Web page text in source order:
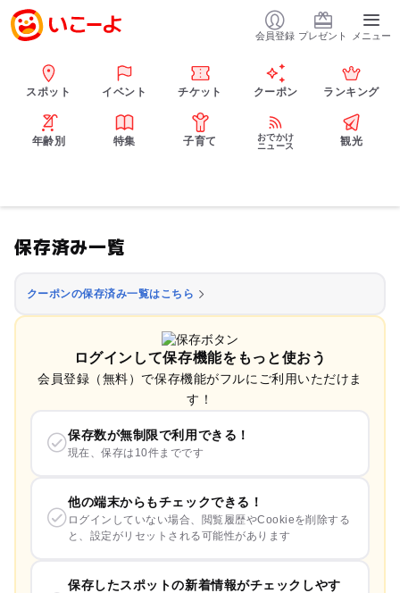
会員登録 プレゼント メニュー
スポット イベント チケット クーポン ランキング
年齢別 特集 子育て
おでかけ
ニュース
観光
保存済み一覧
クーポンの保存済み一覧はこちら
ログインして保存機能をもっと使おう
会員登録（無料）で保存機能がフルにご利用いただけま
す！
保存数が無制限で利用できる！
現在、保存は10件までです
他の端末からもチェックできる！
ログインしていない場合、閲覧履歴やCookieを削除する
と、設定がリセットされる可能性があります
保存したスポットの新着情報がチェックしやす